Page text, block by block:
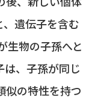
遺伝子を含む
生物の子孫へと
は、子孫が同じ
似の特性を持つ